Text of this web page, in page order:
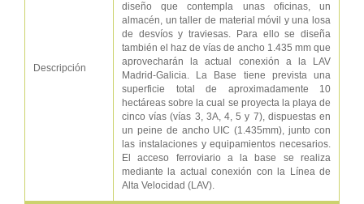
Descripción
diseño que contempla unas oficinas, un
almacén, un taller de material móvil y una losa
de desvíos y traviesas. Para ello se diseña
también el haz de vías de ancho 1.435 mm que
aprovecharán la actual conexión a la LAV
Madrid-Galicia. La Base tiene prevista una
superficie total de aproximadamente 10
hectáreas sobre la cual se proyecta la playa de
cinco vías (vías 3, 3A, 4, 5 y 7), dispuestas en
un peine de ancho UIC (1.435mm), junto con
las instalaciones y equipamientos necesarios.
El acceso ferroviario a la base se realiza
mediante la actual conexión con la Línea de
Alta Velocidad (LAV).